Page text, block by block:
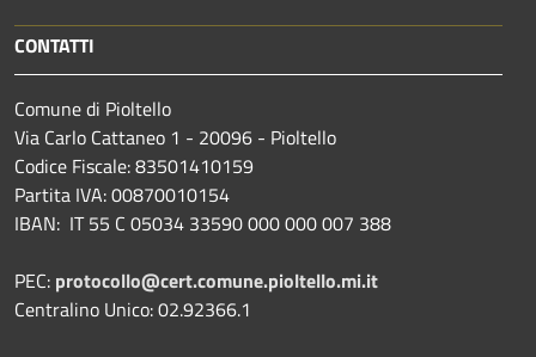
CONTATTI
Comune di Pioltello
Via Carlo Cattaneo 1 - 20096 - Pioltello
Codice Fiscale: 83501410159
Partita IVA: 00870010154
IBAN: IT 55 C 05034 33590 000 000 007 388
PEC: protocollo@cert.comune.pioltello.mi.it
Centralino Unico: 02.92366.1